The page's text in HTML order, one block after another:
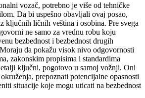
vozač, potrebno je više od tehničke
Da bi uspešno obavljali ovaj posao,
ključnih ličnih veština i osobina. Pre svega
ne samo za vrednu robu koju
bezbednost i bezbednost drugih
da pokažu visok nivo odgovornosti
zakonskim propisima i standardima
ključni, pogotovo u samoj vožnji. Oni
prepoznati potencijalne opasnosti
situacije koje mogu uticati na bezbednost